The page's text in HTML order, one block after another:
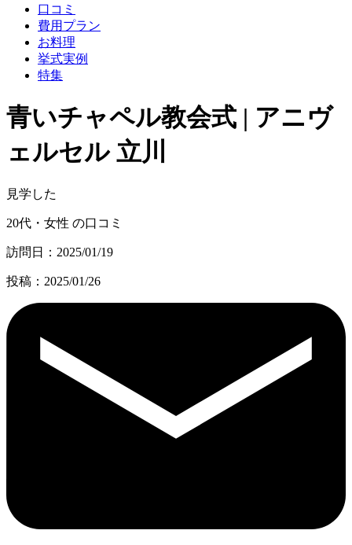
口コミ
費用プラン
お料理
挙式実例
特集
青いチャペル教会式 | アニヴ
ェルセル 立川
見学した
20代・女性 の口コミ
訪問日：2025/01/19
投稿：2025/01/26